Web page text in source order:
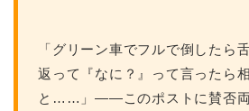
「グリーン車でフルで倒したら
返って『なに？』って言ったら
と……」――このポストに賛否両